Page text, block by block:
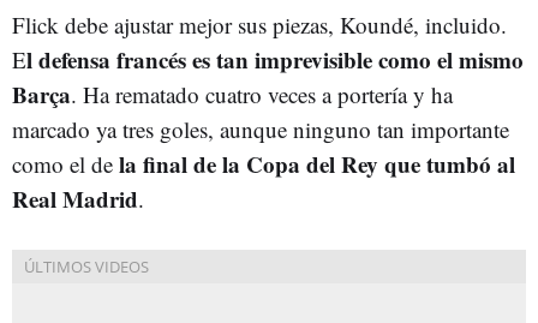
Flick debe ajustar mejor sus piezas, Koundé, incluido.
El defensa francés es tan imprevisible como el mismo
Barça. Ha rematado cuatro veces a portería y ha
marcado ya tres goles, aunque ninguno tan importante
como el de la final de la Copa del Rey que tumbó al
Real Madrid.